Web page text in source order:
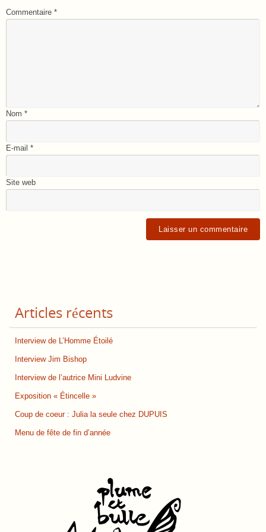
Commentaire *
Nom *
E-mail *
Site web
Articles récents
Interview de L’Homme Étoilé
Interview Jim Bishop
Interview de l’autrice Mini Ludvine
Exposition « Étincelle »
Coup de coeur : Julia la seule chez DUPUIS
Menu de fête de fin d’année